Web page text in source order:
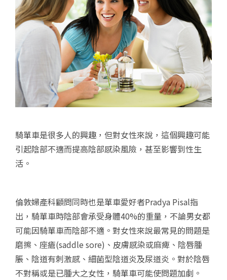
騎單車是很多人的興趣，但對女性來說，這個興趣可能
引起陰部不適而提高陰部感染風險，甚至影響到性生
活。
倫敦婦產科顧問同時也是單車愛好者Pradya Pisal指
出，騎單車時陰部會承受身體40%的重量，不論男女都
可能因騎單車而陰部不適。對女性來說最常見的問題是
磨擦、座瘡(saddle sore)、皮膚感染或麻痺、陰唇腫
脹、陰道有刺激感、細菌型陰道炎及尿道炎。對於陰唇
不對稱或是已腫大之女性，騎單車可能使問題加劇。